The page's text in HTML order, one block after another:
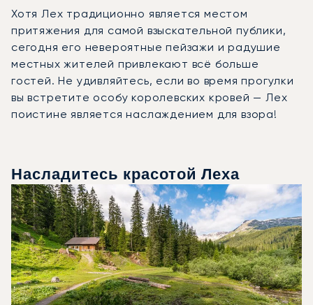
Хотя Лех традиционно является местом
притяжения для самой взыскательной публики,
сегодня его невероятные пейзажи и радушие
местных жителей привлекают всё больше
гостей. Не удивляйтесь, если во время прогулки
вы встретите особу королевских кровей — Лех
поистине является наслаждением для взора!
Насладитесь красотой Леха